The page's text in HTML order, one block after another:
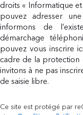
droits « Informatique
pouvez adresser
informons de
démarchage
pouvez vous inscrire
cadre de la protection
invitons à ne pas
de saisie libre.
Ce site est protégé par